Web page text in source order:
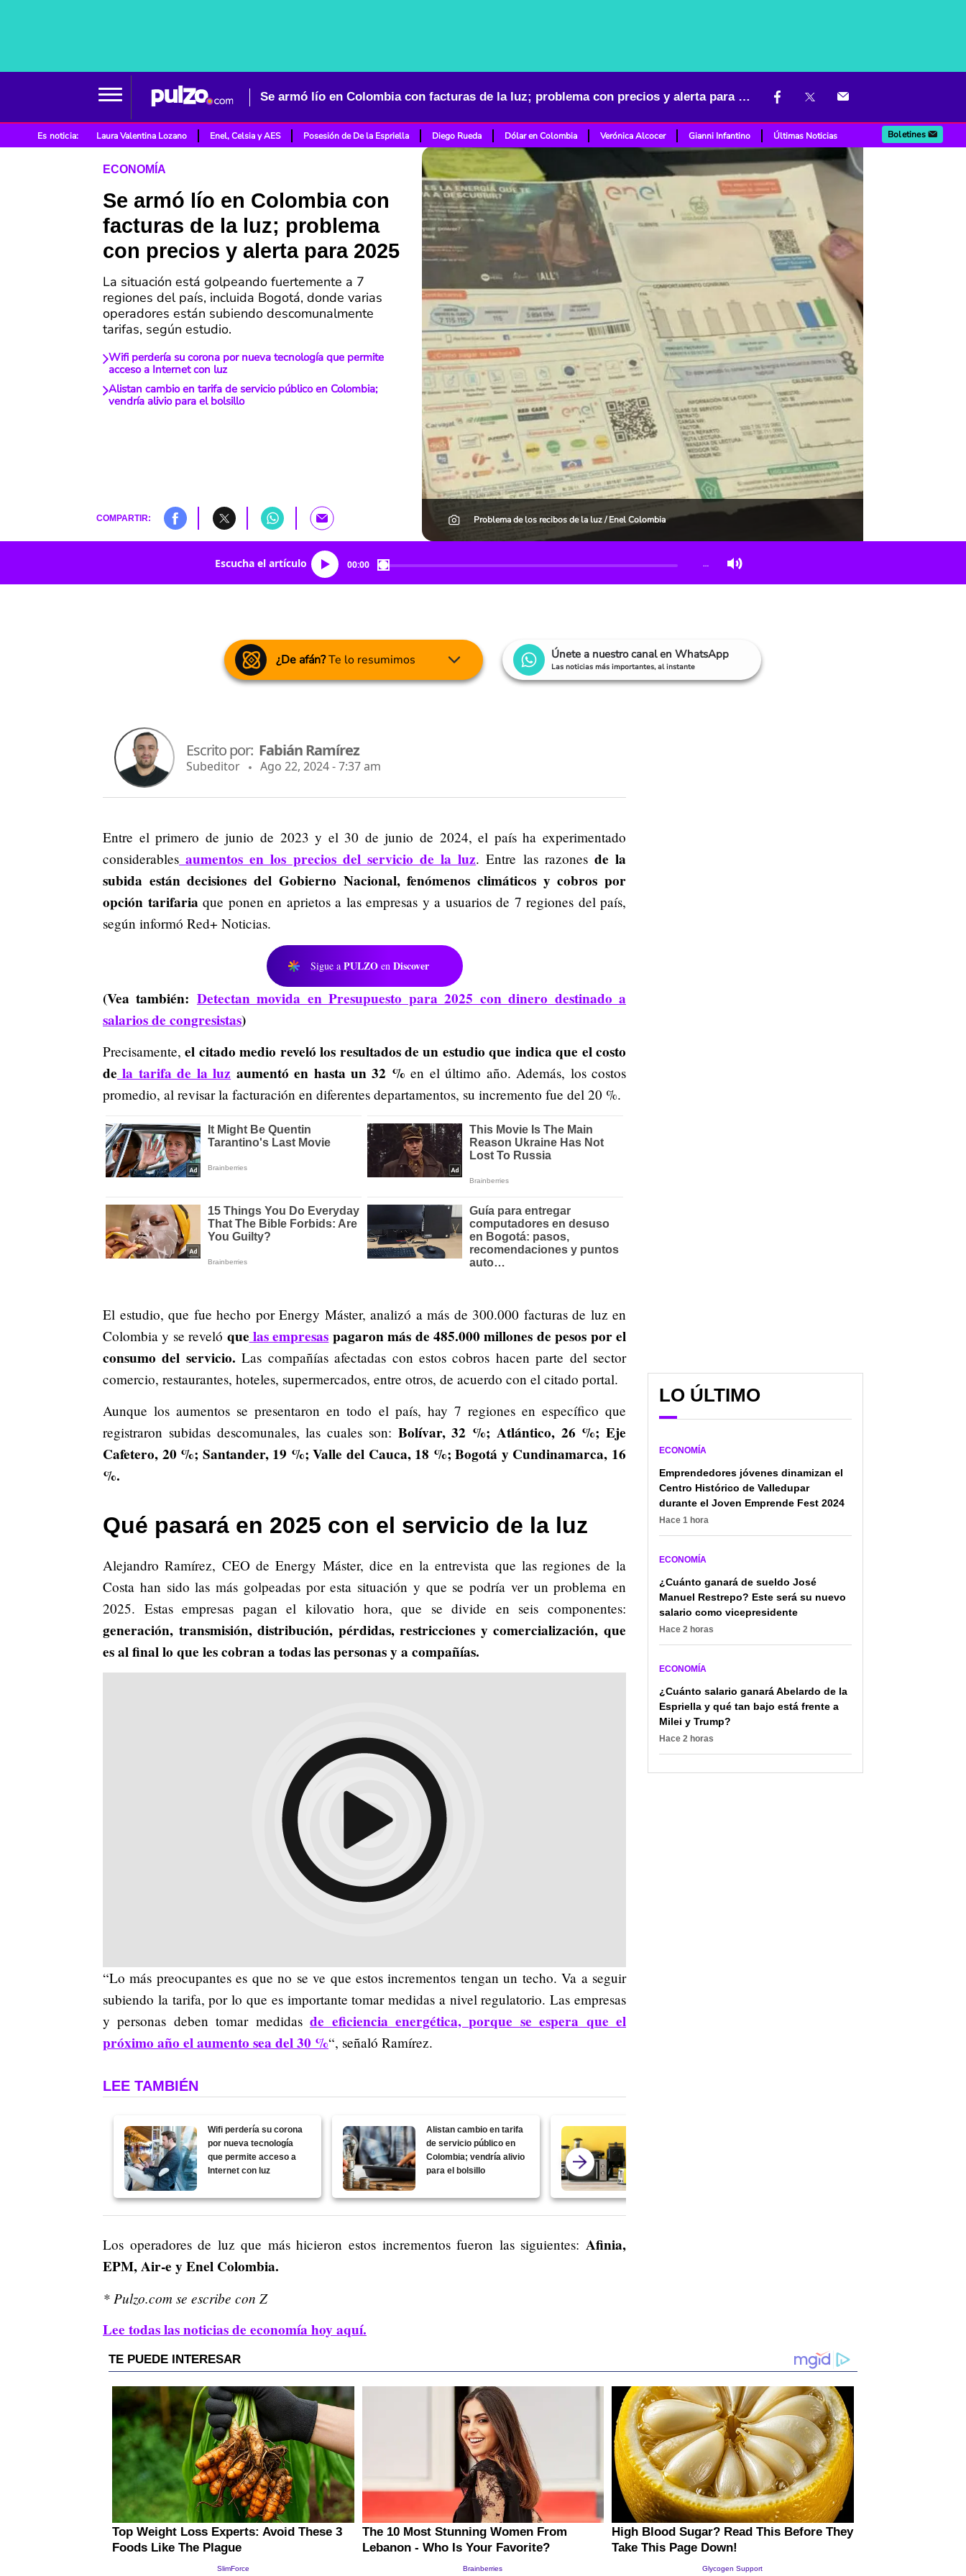
Se armó lío en Colombia con facturas de la luz; problema con precios y alerta para 2025
Es noticia: Laura Valentina Lozano Enel, Celsia y AES Posesión de De la Espriella Diego Rueda Dólar en Colombia Verónica Alcocer Gianni Infantino Últimas Noticias Boletines
ECONOMÍA
Se armó lío en Colombia con
facturas de la luz; problema
con precios y alerta para 2025
La situación está golpeando fuertemente a 7
regiones del país, incluida Bogotá, donde varias
operadores están subiendo descomunalmente
tarifas, según estudio.
Wifi perdería su corona por nueva tecnología que permite
acceso a Internet con luz
Alistan cambio en tarifa de servicio público en Colombia;
vendría alivio para el bolsillo
COMPARTIR: Problema de los recibos de la luz / Enel Colombia
Escucha el artículo 00:00 …
¿De afán?Te lo resumimos Únete a nuestro canal en WhatsApp
Las noticias más importantes, al instante
Escrito por: Fabián Ramírez
Subeditor Ago 22, 2024 - 7:37 am
Entre el primero de junio de 2023 y el 30 de junio de 2024, el país ha experimentado
considerables aumentos en los precios del servicio de la luz. Entre las razones de la
subida están decisiones del Gobierno Nacional, fenómenos climáticos y cobros por
opción tarifariaque ponen en aprietos a las empresas y a usuarios de 7 regiones del país,
según informó Red+ Noticias.
Sigue a PULZO en Discover
(Vea también: Detectan movida en Presupuesto para 2025 con dinero destinado a
salarios de congresistas)
Precisamente,el citado medio reveló los resultados de un estudio que indica que el costo
de la tarifa de la luz aumentó en hasta un 32 % en el último año. Además, los costos
promedio, al revisar la facturación en diferentes departamentos, su incremento fue del 20 %.
El estudio, que fue hecho por Energy Máster, analizó a más de 300.000 facturas de luz en
Colombia y se reveló que las empresas pagaron más de 485.000 millones de pesos por el
consumo del servicio. Las compañías afectadas con estos cobros hacen parte del sector
comercio, restaurantes, hoteles, supermercados, entre otros, de acuerdo con el citado portal.
Aunque los aumentos se presentaron en todo el país, hay 7 regiones en específico que
registraron subidas descomunales, las cuales son: Bolívar, 32 %; Atlántico, 26 %; Eje
Cafetero, 20 %; Santander, 19 %; Valle del Cauca, 18 %; Bogotá y Cundinamarca, 16
%.
Qué pasará en 2025 con el servicio de la luz
Alejandro Ramírez, CEO de Energy Máster, dice en la entrevista que las regiones de la
Costa han sido las más golpeadas por esta situación y que se podría ver un problema en
2025. Estas empresas pagan el kilovatio hora, que se divide en seis componentes:
generación, transmisión, distribución, pérdidas, restricciones y comercialización, que
es al final lo que les cobran a todas las personas y a compañías.
“Lo más preocupantes es que no se ve que estos incrementos tengan un techo. Va a seguir
subiendo la tarifa, por lo que es importante tomar medidas a nivel regulatorio. Las empresas
y personas deben tomar medidasde eficiencia energética, porque se espera que el
próximo año el aumento sea del 30 %“, señaló Ramírez.
LEE TAMBIÉN
Wifi perdería su corona
por nueva tecnología
que permite acceso a
Internet con luz
Alistan cambio en tarifa
de servicio público en
Colombia; vendría alivio
para el bolsillo
Los operadores de luz que más hicieron estos incrementos fueron las siguientes: Afinia,
EPM, Air-e y Enel Colombia.
* Pulzo.com se escribe con Z
Lee todas las noticias de economía hoy aquí.
LO ÚLTIMO
ECONOMÍA
Emprendedores jóvenes dinamizan el
Centro Histórico de Valledupar
durante el Joven Emprende Fest 2024
Hace 1 hora
ECONOMÍA
¿Cuánto ganará de sueldo José
Manuel Restrepo? Este será su nuevo
salario como vicepresidente
Hace 2 horas
ECONOMÍA
¿Cuánto salario ganará Abelardo de la
Espriella y qué tan bajo está frente a
Milei y Trump?
Hace 2 horas